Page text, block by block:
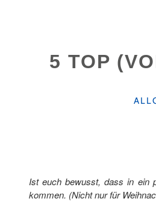
UNESCO
BIOSPHÄRE
5 TOP
Ist euch bewusst, dass in ein
kommen. (Nicht nur für